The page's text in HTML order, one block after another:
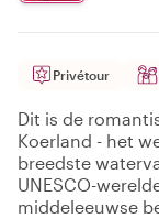
Privétour
Dit is de
Koerland - het
breedste
UNESCO-
middeleeuwse